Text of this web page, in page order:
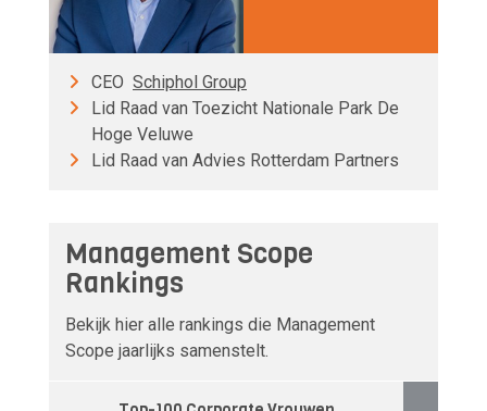
CEO Schiphol Group
Lid Raad van Toezicht Nationale Park De
Hoge Veluwe
Lid Raad van Advies Rotterdam Partners
Management Scope
Rankings
Bekijk hier alle rankings die Management
Scope jaarlijks samenstelt.